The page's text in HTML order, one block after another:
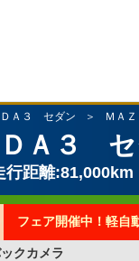
ＤＡ３ セダン ＭＡ
ＤＡ３
行距離:81,000km
フェア開催中！軽自
クカメラ